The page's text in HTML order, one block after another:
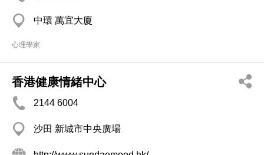
中環 萬宜大廈
心理學家
香港健康情緒中心
2144 6004
沙田 新城市中央廣場